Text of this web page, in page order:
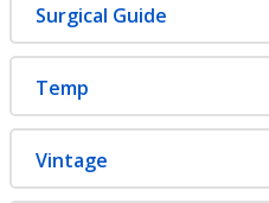
Surgical Guide
Temp
Vintage